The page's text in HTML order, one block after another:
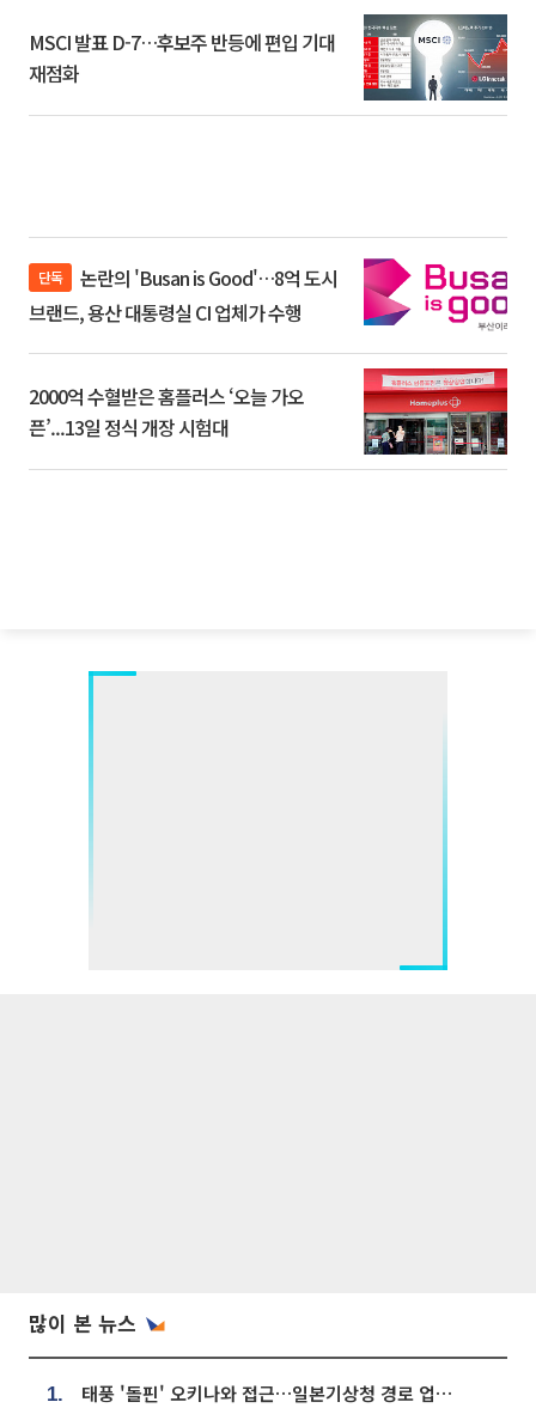
MSCI 발표 D-7…후보주 반등에 편입 기대
재점화
단독
브랜드, 용산 대통령실 CI 업체가 수행
2000억 수혈받은 홈플러스 ‘오늘 가오
픈’...13일 정식 개장 시험대
많이 본 뉴스
1. 태풍 '돌핀' 오키나와 접근…일본기상청 경로 업데이트